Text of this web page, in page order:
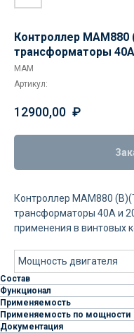
Контроллер MAM880
трансформаторы
MAM
Артикул:
12900,00 ₽
Контроллер MAM880
трансформаторы 40А и
применения в винтовых
Мощность двигателя
Состав
Функционал
Применяемость
Применяемость по мощности
Документация